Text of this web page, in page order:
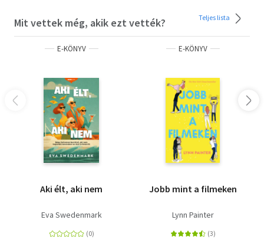
Mit vettek még, akik ezt vették? Teljes lista
E-KÖNYV
Aki élt, aki nem
Eva Swedenmark
E-KÖNYV
Jobb mint a filmeken
Lynn Painter